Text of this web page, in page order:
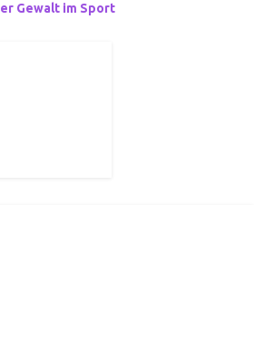
Gewalt im Sport